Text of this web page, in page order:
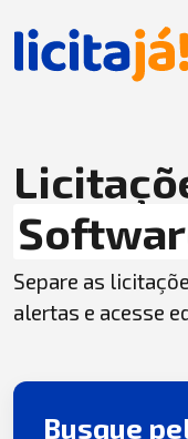
Separe as
alertas e acesse
Busque